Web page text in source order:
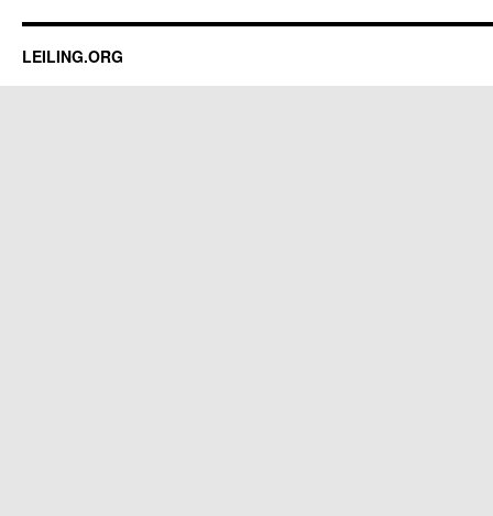
LEILING.ORG